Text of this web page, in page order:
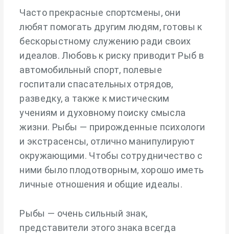
Часто прекрасные спортсмены, они
любят помогать другим людям, готовы к
бескорыстному служению ради своих
идеалов. Любовь к риску приводит Рыб в
автомобильный спорт, полевые
госпитали спасательных отрядов,
разведку, а также к мистическим
учениям и духовному поиску смысла
жизни. Рыбы — прирожденные психологи
и экстрасенсы, отлично манипулируют
окружающими. Чтобы сотрудничество с
ними было плодотворным, хорошо иметь
личные отношения и общие идеалы.
Рыбы — очень сильный знак,
представители этого знака всегда